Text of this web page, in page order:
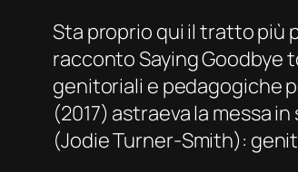
Sta proprio qui il tratto più
raccontoSaying Goodbye
genitoriali e pedagogiche
(2017) astraeva la messa
(Jodie Turner-Smith):